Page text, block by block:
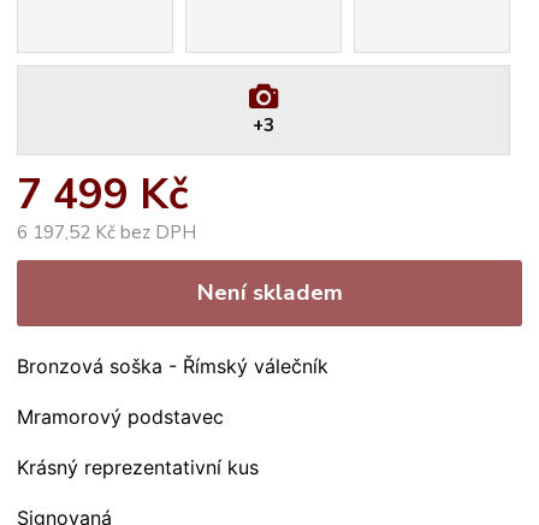
+3
7 499 Kč
6 197,52 Kč bez DPH
Není skladem
Bronzová soška - Římský válečník
Mramorový podstavec
Krásný reprezentativní kus
Signovaná